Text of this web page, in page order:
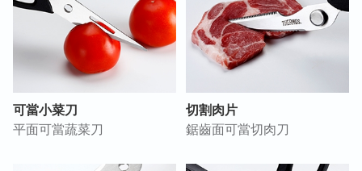
可當小菜刀
平面可當蔬菜刀
切割肉片
鋸齒面可當切肉刀